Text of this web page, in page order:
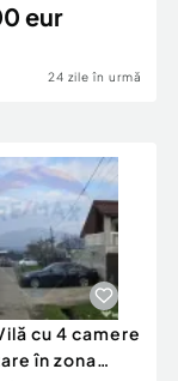
eur
24 zile în urmă
cu 4 camere
în zona